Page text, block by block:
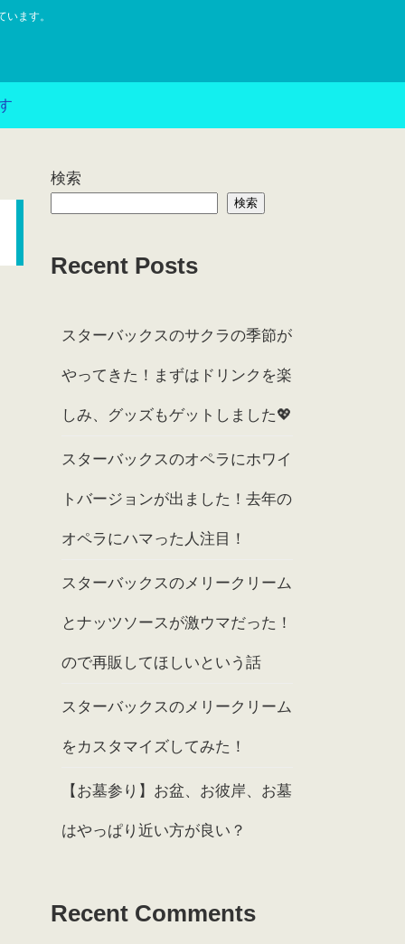
ます。
検索
検索
Recent Posts
スターバックスのサクラの季節が
やってきた！まずはドリンクを楽
しみ、グッズもゲットしました💖
スターバックスのオペラにホワイ
トバージョンが出ました！去年の
オペラにハマった人注目！
スターバックスのメリークリーム
とナッツソースが激ウマだった！
ので再販してほしいという話
スターバックスのメリークリーム
をカスタマイズしてみた！
【お墓参り】お盆、お彼岸、お墓
はやっぱり近い方が良い？
Recent Comments